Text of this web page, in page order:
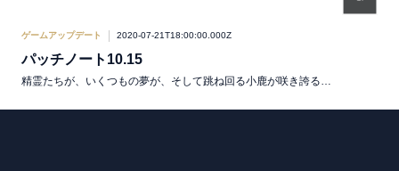
ゲームアップデート 2020-07-21T18:00:00.000Z
パッチノート10.15
精霊たちが、いくつもの夢が、そして跳ね回る小鹿が咲き誇る…